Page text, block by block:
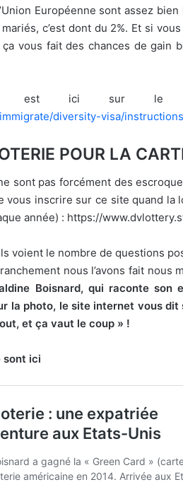
Européenne sont assez
c’est dont du 2%. Et si
vous fait des chances de gain
est ici sur le
diversity-visa/
POUR LA
sont pas forcément des
vous inscrire sur ce site quand la
année) : https://
voient le nombre de questions
nous l’avons fait nous
Boisnard, qui raconte son
la photo, le site internet vous dit
et ça vaut le coup » !
sont ici